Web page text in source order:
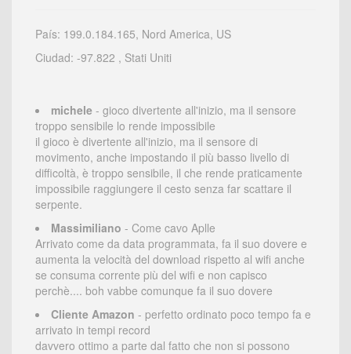
País: 199.0.184.165, Nord America, US
Ciudad: -97.822 , Stati Uniti
michele - gioco divertente all'inizio, ma il sensore
troppo sensibile lo rende impossibile
il gioco è divertente all'inizio, ma il sensore di
movimento, anche impostando il più basso livello di
difficoltà, è troppo sensibile, il che rende praticamente
impossibile raggiungere il cesto senza far scattare il
serpente.
Massimiliano - Come cavo Aplle
Arrivato come da data programmata, fa il suo dovere e
aumenta la velocità del download rispetto al wifi anche
se consuma corrente più del wifi e non capisco
perchè.... boh vabbe comunque fa il suo dovere
Cliente Amazon - perfetto ordinato poco tempo fa e
arrivato in tempi record
davvero ottimo a parte dal fatto che non si possono